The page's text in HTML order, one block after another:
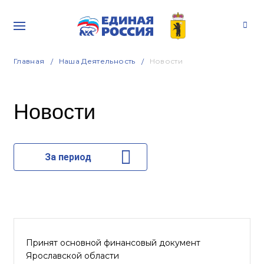
Главная Наша Деятельность Новости
Новости
За период
Принят основной финансовый документ
Ярославской области